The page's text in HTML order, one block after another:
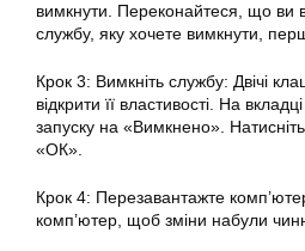
вимкнути. Переконайтеся, що ви
службу, яку хочете вимкнути,
Крок 3: Вимкніть службу: Двічі
відкрити її властивості. На
запуску на «Вимкнено».
«ОК».
Крок 4: Перезавантажте
комп’ютер, щоб зміни набули